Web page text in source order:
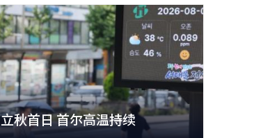
立秋首日 首尔高温持续